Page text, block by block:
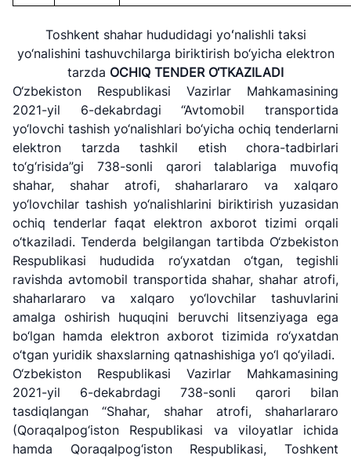
Toshkent shahar hududidagi yoʻnalishli taksi
yo‘nalishini tashuvchilarga biriktirish bo‘yicha elektron
tarzda OCHIQ TENDER O‘TKAZILADI
O‘zbekiston Respublikasi Vazirlar Mahkamasining
2021-yil 6-dekabrdagi “Avtomobil transportida
yo‘lovchi tashish yo‘nalishlari bo‘yicha ochiq tenderlarni
elektron tarzda tashkil etish chora-tadbirlari
to‘g‘risida”gi 738-sonli qarori talablariga muvofiq
shahar, shahar atrofi, shaharlararo va xalqaro
yo‘lovchilar tashish yo‘nalishlarini biriktirish yuzasidan
ochiq tenderlar faqat elektron axborot tizimi orqali
o‘tkaziladi. Tenderda belgilangan tartibda O‘zbekiston
Respublikasi hududida ro‘yxatdan o‘tgan, tegishli
ravishda avtomobil transportida shahar, shahar atrofi,
shaharlararo va xalqaro yo‘lovchilar tashuvlarini
amalga oshirish huquqini beruvchi litsenziyaga ega
bo‘lgan hamda elektron axborot tizimida ro‘yxatdan
o‘tgan yuridik shaxslarning qatnashishiga yo‘l qo‘yiladi.
O‘zbekiston Respublikasi Vazirlar Mahkamasining
2021-yil 6-dekabrdagi 738-sonli qarori bilan
tasdiqlangan “Shahar, shahar atrofi, shaharlararo
(Qoraqalpog‘iston Respublikasi va viloyatlar ichida
hamda Qoraqalpog‘iston Respublikasi, Toshkent